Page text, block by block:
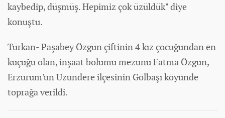
kaybedip, düşmüş. Hepimiz çok üzüldük" diye
konuştu.
Türkan- Paşabey Özgün çiftinin 4 kız çocuğundan en
küçüğü olan, inşaat bölümü mezunu Fatma Özgün,
Erzurum'un Uzundere ilçesinin Gölbaşı köyünde
toprağa verildi.